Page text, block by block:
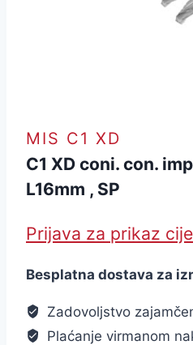
MIS C1 XD
C1 XD coni. con.
L16mm , SP
Prijava za prikaz
Besplatna dostava za
Zadovoljstvo
Plaćanje virmanom